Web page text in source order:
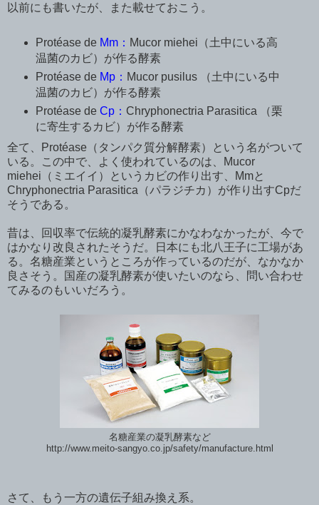
以前にも書いたが、また載せておこう。
Protéase de Mm： Mucor miehei （土中にいる高
温菌のカビ）が作る酵素
Protéase de Mp： Mucor pusilus
（土中にいる中
温菌のカビ）が作る酵素
Protéase de Cp： Chryphonectria Parasitica （栗
に寄生する カビ）が作る酵素
全て、Protéase（タンパク質分解酵素）という名がついて
いる。この中で、よく使われているのは、Mucor
miehei（ミエイイ）というカビの作り出す、
Mmと
Chryphonectria Parasitica（パラジチカ）が作り出すCpだ
そうである。
昔は、回収率で伝統的凝乳酵素にかなわなかったが、今で
はかなり改良されたそうだ。日本にも北八王子に工場があ
る。名糖産業というところが作っているのだが、なかなか
良さそう。国産の凝乳酵素が使いたいのなら、問い合わせ
てみるのもいいだろう。
名糖産業の凝乳酵素など
http://www.meito-sangyo.co.jp/safety/manufacture.html
さて、もう一方の遺伝子組み換え系。